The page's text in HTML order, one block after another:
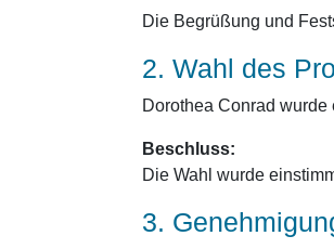
Die Begrüßung und
2. Wahl des
Dorothea Conrad
Beschluss:
Die Wahl wurde
3.